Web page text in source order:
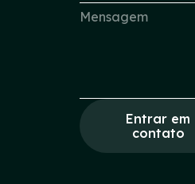
Entrar em
contato